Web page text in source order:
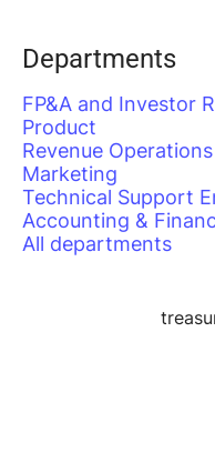
Departments
FP&A and Investor
Product
Revenue Operations
Marketing
Technical Support
Accounting &
All departments